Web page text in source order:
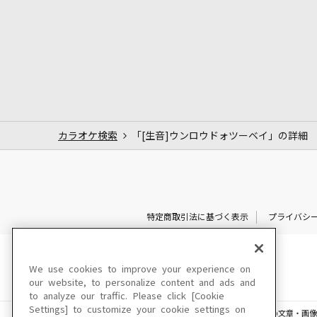
カラオケ検索 「[生音]ウンロウドォツーベイ」の詳細
特定商取引法に基づく表示 プライバシ
このサイトに掲載されている一切の文章・画
We use cookies to improve your experience on
our website, to personalize content and ads and
to analyze our traffic. Please click [Cookie
Settings] to customize your cookie settings on